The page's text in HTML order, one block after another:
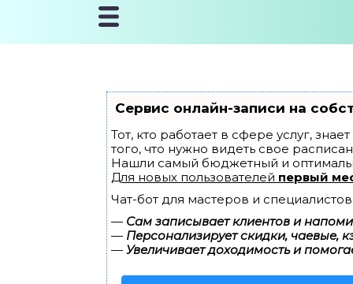
Сервис онлайн-записи на
Тот, кто работает в сфере услуг,
того, что нужно видеть свое
Нашли самый бюджетный и
Для новых пользователей первый
Чат-бот для мастеров и
— Сам записывает клиентов и
— Персонализирует скидки, чаевые,
— Увеличивает доходимость и
МЕСЯЦ
ПЕРВОГО
ПОСЛЕ ГОДА
К ШКОЛЕ
ДОШКОЛЬНИКА
ШКОЛЬНИКА
ШКОЛЬНИКА